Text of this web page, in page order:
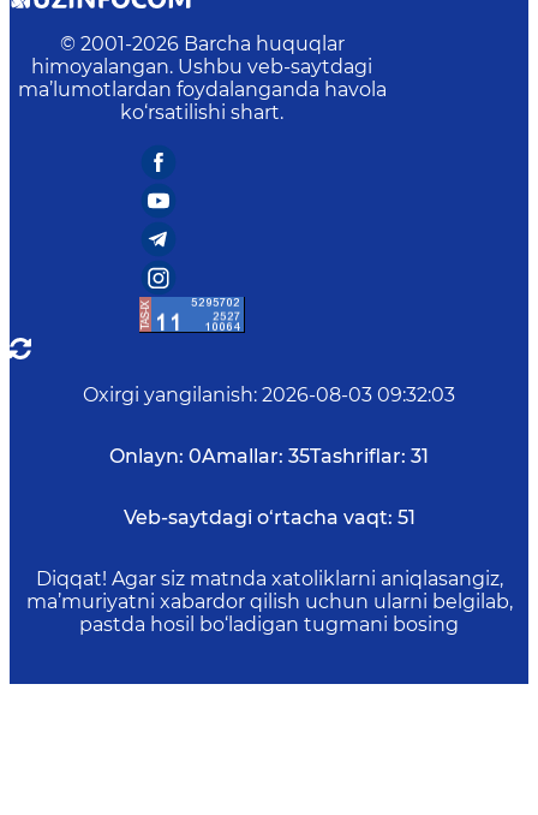
© 2001-2026 Barcha huquqlar
himoyalangan. Ushbu veb-saytdagi
ma’lumotlardan foydalanganda havola
ko‘rsatilishi shart.
Oxirgi yangilanish: 2026-08-03 09:32:03
Onlayn: 0Amallar: 35Tashriflar: 31
Veb-saytdagi o‘rtacha vaqt: 51
Diqqat! Agar siz matnda xatoliklarni aniqlasangiz,
ma’muriyatni xabardor qilish uchun ularni belgilab,
pastda hosil bo‘ladigan tugmani bosing